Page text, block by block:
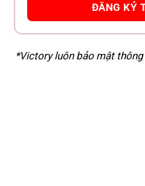
*Victory luôn bảo mật